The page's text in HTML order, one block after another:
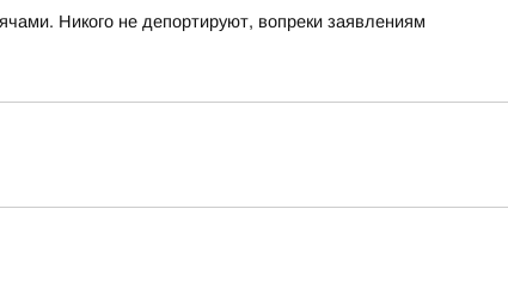
Никого не депортируют, вопреки заявлениям